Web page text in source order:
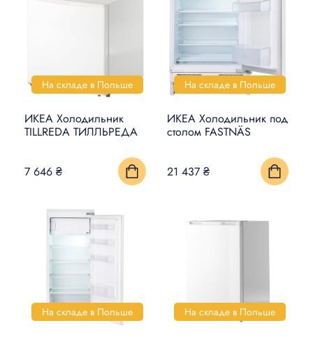
На складе в Польше
ИКЕА Холодильник
TILLREDA ТИЛЛЬРЕДА
7 646 ₴
На складе в Польше
ИКЕА Холодильник под
столом FASTNÄS
21 437 ₴
На складе в Польше На складе в Польше